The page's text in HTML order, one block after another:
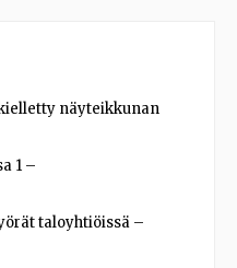
näyteikkunan
1 –
taloyhtiöissä –